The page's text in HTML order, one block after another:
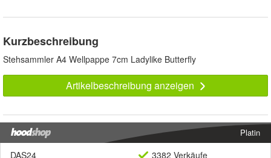
Kurzbeschreibung
Stehsammler A4 Wellpappe 7cm Ladylike Butterfly
Artikelbeschreibung anzeigen
Platin
DAS24
3382 Verkäufe